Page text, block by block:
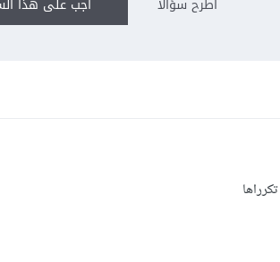
أجب على هذا اطرح سؤالًا